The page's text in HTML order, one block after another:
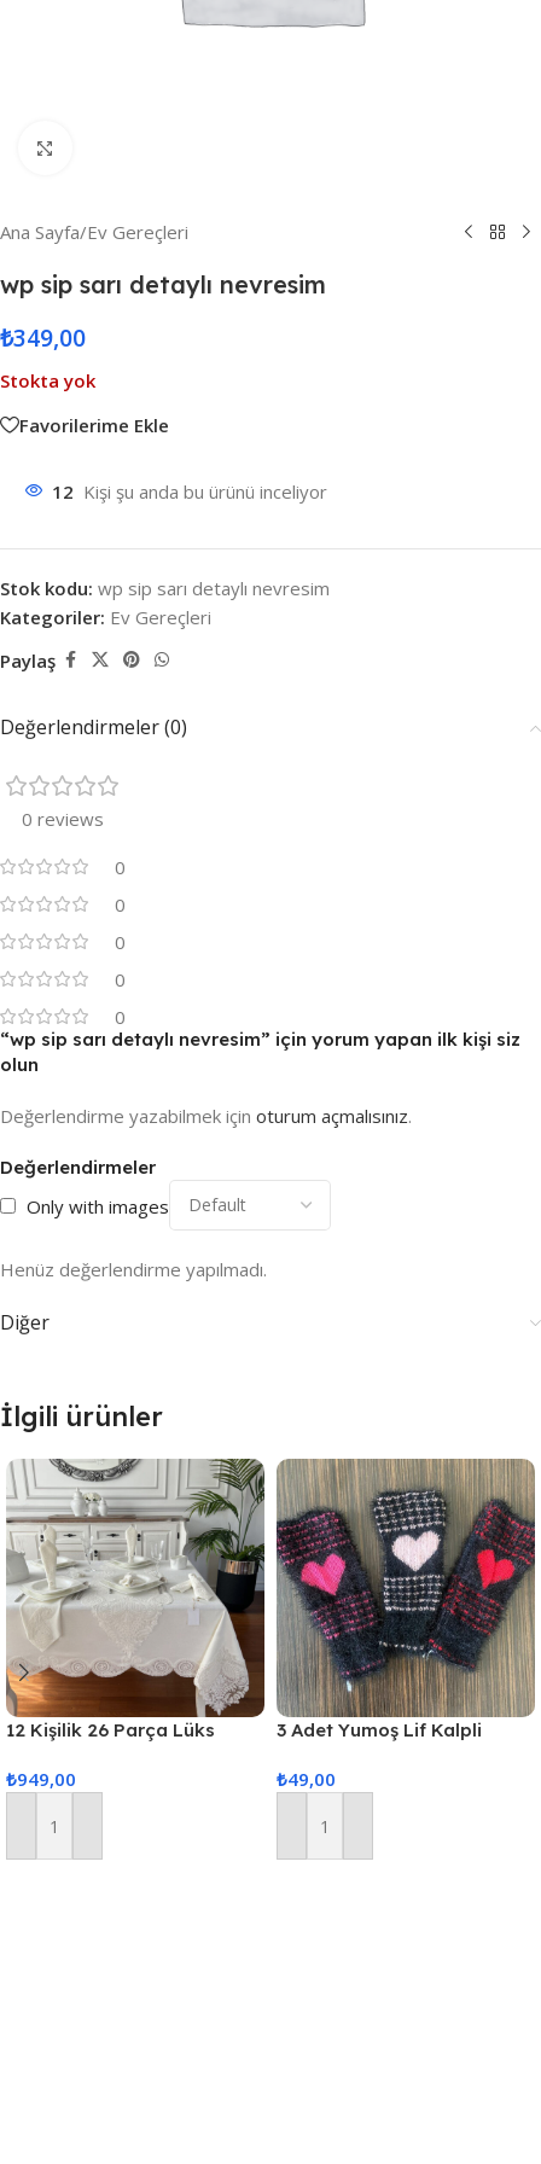
Ana Sayfa/Ev Gereçleri
wp sip sarı detaylı nevresim
₺349,00
Stokta yok
Favorilerime Ekle
12 Kişi şu anda bu ürünü inceliyor
Stok kodu: wp sip sarı detaylı nevresim
Kategoriler: Ev Gereçleri
Paylaş
Değerlendirmeler (0)
0 reviews
0
0
0
0
0
Değerlendirmeler
Only with images
Henüz değerlendirme yapılmadı.
“wp sip sarı detaylı nevresim” için yorum yapan ilk kişi siz
olun
Değerlendirme yazabilmek için oturum açmalısınız.
Diğer
İlgili ürünler
12 Kişilik 26 Parça Lüks
Masa Örtüsü Seti
₺949,00
Sepete Ekle
3 Adet Yumoş Lif Kalpli
₺49,00
Sepete Ekle